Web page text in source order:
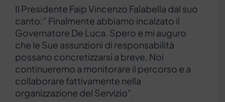
Il Presidente Faip Vincenzo Falabella dal suo
canto:” Finalmente abbiamo incalzato il
Governatore De Luca. Spero e mi auguro
che le Sue assunzioni di responsabilità
possano concretizzarsi a breve. Noi
continueremo a monitorare il percorso e a
collaborare fattivamente nella
organizzazione del Servizio”.